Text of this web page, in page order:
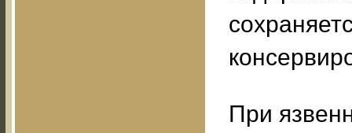
При